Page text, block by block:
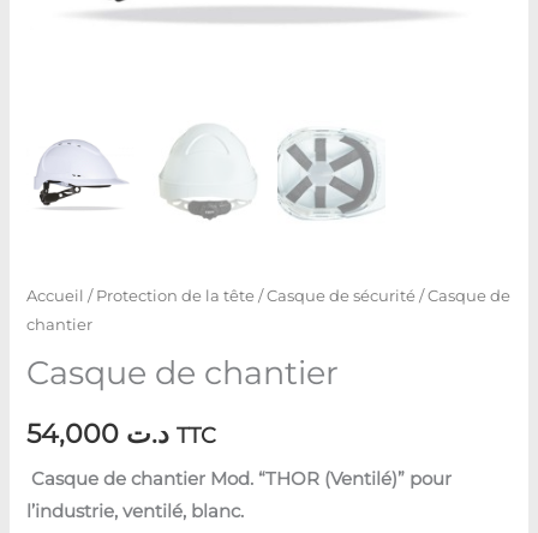
Accueil /Protection de la tête/Casque de sécurité/ Casque de
chantier
Casque de chantier
د.ت TTC
Casque de chantier Mod. “THOR (Ventilé)” pour
l’industrie, ventilé, blanc.